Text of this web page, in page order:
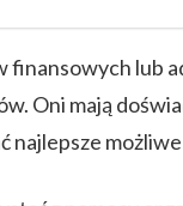
finansowych lub
Oni mają
najlepsze